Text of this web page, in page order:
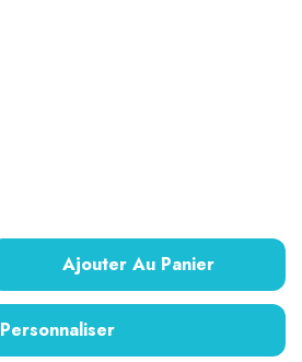
Ajouter Au Panier
Personnaliser